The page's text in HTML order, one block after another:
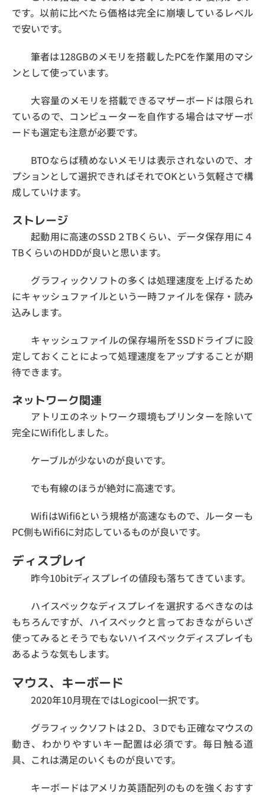
です。以前に比べたら価格は完全に崩壊しているレベル
で安いです。
筆者は128GBのメモリを搭載したPCを作業用のマシ
ンとして使っています。
大容量のメモリを搭載できるマザーボードは限られ
ているので、コンピューターを自作する場合はマザーボ
ードも選定も注意が必要です。
BTOならば積めないメモリは表示されないので、オ
プションとして選択できればそれでOKという気軽さで構
成していけます。
ストレージ
起動用に高速のSSD２TBくらい、データ保存用に４
TBくらいのHDDが良いと思います。
グラフィックソフトの多くは処理速度を上げるため
にキャッシュファイルという一時ファイルを保存・読み
込みします。
キャッシュファイルの保存場所をSSDドライブに設
定しておくことによって処理速度をアップすることが期
待できます。
ネットワーク関連
アトリエのネットワーク環境もプリンターを除いて
完全にWifi化しました。
ケーブルが少ないのが良いです。
でも有線のほうが絶対に高速です。
WifiはWifi6という規格が高速なもので、ルーターも
PC側もWifi6に対応しているものが良いです。
ディスプレイ
昨今10bitディスプレイの値段も落ちてきています。
ハイスペックなディスプレイを選択するべきなのは
もちろんですが、ハイスペックと言っておきながらいざ
使ってみるとそうでもないハイスペックディスプレイも
あるような気もします。
マウス、キーボード
2020年10月現在ではLogicool一択です。
グラフィックソフトは２D、３Dでも正確なマウスの
動き、わかりやすいキー配置は必須です。毎日触る道
具、これは満足のいくものが良いです。
キーボードはアメリカ英語配列のものを強くおすす